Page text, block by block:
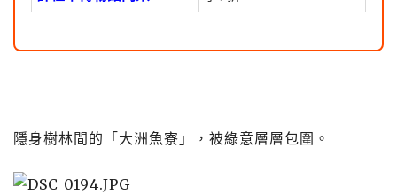
隱身樹林間的「大洲魚寮」，被綠意層層包圍​​​​​​​。